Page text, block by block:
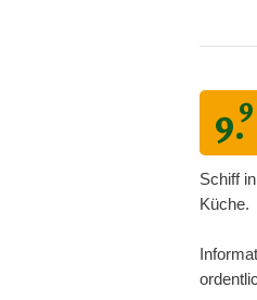
9.9
Schiff
Küche.